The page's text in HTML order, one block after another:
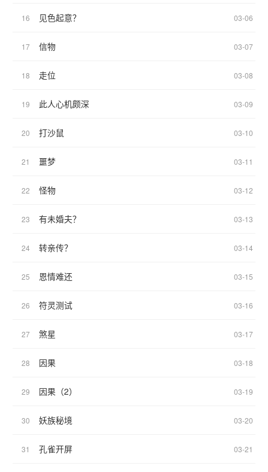
16 见色起意？ 03-06
17 信物 03-07
18 走位 03-08
19 此人心机颇深 03-09
20 打沙鼠 03-10
21 噩梦 03-11
22 怪物 03-12
23 有未婚夫？ 03-13
24 转亲传？ 03-14
25 恩情难还 03-15
26 符灵测试 03-16
27 煞星 03-17
28 因果 03-18
29 因果（2） 03-19
30 妖族秘境 03-20
31 孔雀开屏 03-21